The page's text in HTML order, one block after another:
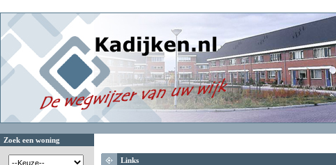
Zoek een woning
Links